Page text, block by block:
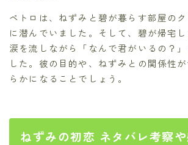
ペトロは、ねずみと碧が暮らす部屋の
に潜んでいました。そして、碧が帰宅し
涙を流しながら「なんで君がいるの？
した。彼の目的や、ねずみとの関係性
らかになることでしょう。
ねずみの初恋 ネタバレ考察